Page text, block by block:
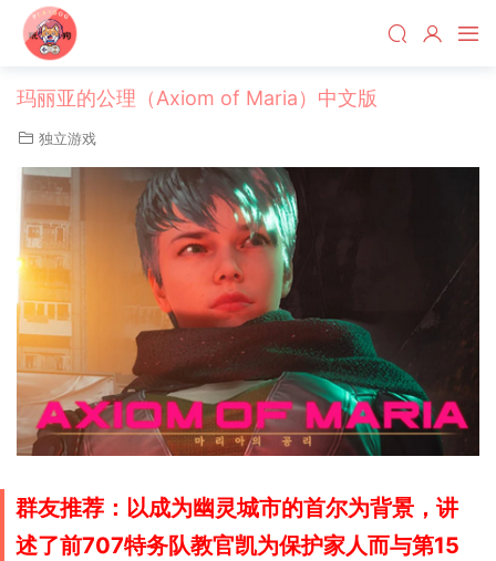
玛丽亚的公理（Axiom of Maria）中文版
独立游戏
群友推荐：以成为幽灵城市的首尔为背景，讲
述了前707特务队教官凯为保护家人而与第15